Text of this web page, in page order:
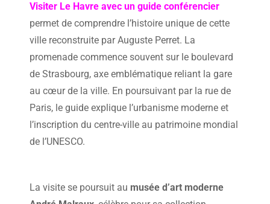
Visiter Le Havre avec un guide conférencier
permet de comprendre l’histoire unique de cette
ville reconstruite par Auguste Perret. La
promenade commence souvent sur le boulevard
de Strasbourg, axe emblématique reliant la gare
au cœur de la ville. En poursuivant par la rue de
Paris, le guide explique l’urbanisme moderne et
l’inscription du centre-ville au patrimoine mondial
de l’UNESCO.
La visite se poursuit au musée d’art moderne